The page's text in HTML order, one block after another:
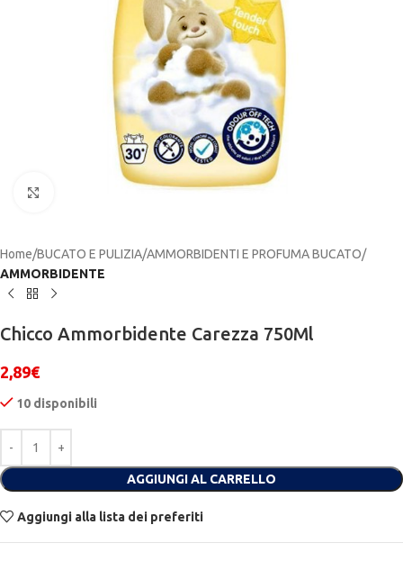
Home BUCATO E PULIZIA AMMORBIDENTI E PROFUMA BUCATO
AMMORBIDENTE
Chicco Ammorbidente Carezza 750Ml
2,89€
10 disponibili
AGGIUNGI AL CARRELLO
Aggiungi alla lista dei preferiti